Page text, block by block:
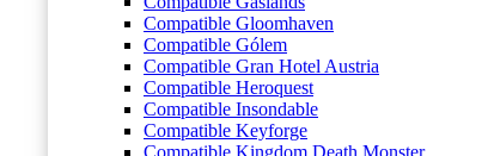
Compatible Gloomhaven
Compatible Gólem
Compatible Gran Hotel Austria
Compatible Heroquest
Compatible Insondable
Compatible Keyforge